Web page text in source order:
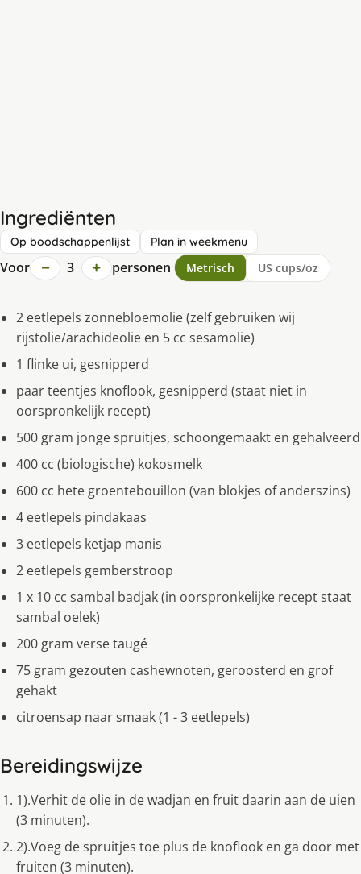
Ingrediënten
Op boodschappenlijst Plan in weekmenu
Voor − 3 + personen Metrisch US cups/oz
2 eetlepels zonnebloemolie (zelf gebruiken wij
rijstolie/arachideolie en 5 cc sesamolie)
1 flinke ui, gesnipperd
paar teentjes knoflook, gesnipperd (staat niet in
oorspronkelijk recept)
500 gram jonge spruitjes, schoongemaakt en gehalveerd
400 cc (biologische) kokosmelk
600 cc hete groentebouillon (van blokjes of anderszins)
4 eetlepels pindakaas
3 eetlepels ketjap manis
2 eetlepels gemberstroop
1 x 10 cc sambal badjak (in oorspronkelijke recept staat
sambal oelek)
200 gram verse taugé
75 gram gezouten cashewnoten, geroosterd en grof
gehakt
citroensap naar smaak (1 - 3 eetlepels)
Bereidingswijze
1).Verhit de olie in de wadjan en fruit daarin aan de uien
(3 minuten).
2).Voeg de spruitjes toe plus de knoflook en ga door met
fruiten (3 minuten).